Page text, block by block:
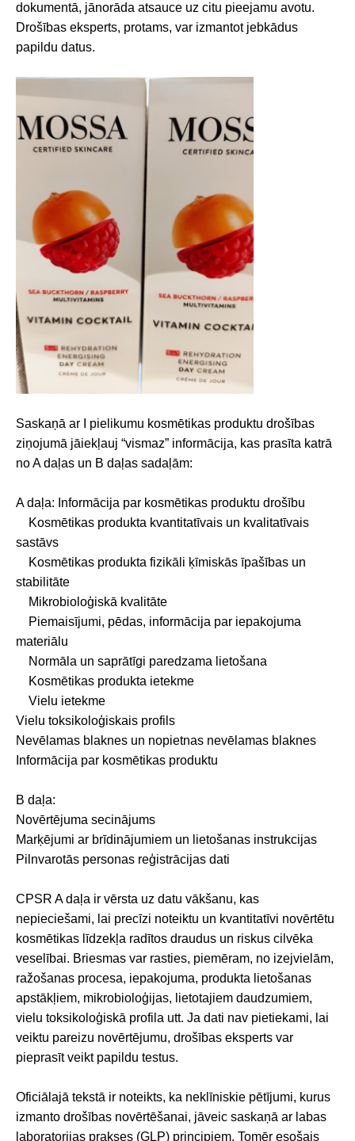
dokumentā, jānorāda atsauce uz citu pieejamu avotu.
Drošības eksperts, protams, var izmantot jebkādus
papildu datus.
Saskaņā ar I pielikumu kosmētikas produktu drošības
ziņojumā jāiekļauj “vismaz” informācija, kas prasīta katrā
no A daļas un B daļas sadaļām:
A daļa: Informācija par kosmētikas produktu drošību
Kosmētikas produkta kvantitatīvais un kvalitatīvais
sastāvs
Kosmētikas produkta fizikāli ķīmiskās īpašības un
stabilitāte
Mikrobioloģiskā kvalitāte
Piemaisījumi, pēdas, informācija par iepakojuma
materiālu
Normāla un saprātīgi paredzama lietošana
Kosmētikas produkta ietekme
Vielu ietekme
Vielu toksikoloģiskais profils
Nevēlamas blaknes un nopietnas nevēlamas blaknes
Informācija par kosmētikas produktu
B daļa:
Novērtējuma secinājums
Marķējumi ar brīdinājumiem un lietošanas instrukcijas
Pilnvarotās personas reģistrācijas dati
CPSR A daļa ir vērsta uz datu vākšanu, kas
nepieciešami, lai precīzi noteiktu un kvantitatīvi novērtētu
kosmētikas līdzekļa radītos draudus un riskus cilvēka
veselībai. Briesmas var rasties, piemēram, no izejvielām,
ražošanas procesa, iepakojuma, produkta lietošanas
apstākļiem, mikrobioloģijas, lietotajiem daudzumiem,
vielu toksikoloģiskā profila utt. Ja dati nav pietiekami, lai
veiktu pareizu novērtējumu, drošības eksperts var
pieprasīt veikt papildu testus.
Oficiālajā tekstā ir noteikts, ka neklīniskie pētījumi, kurus
izmanto drošības novērtēšanai, jāveic saskaņā ar labas
laboratorijas prakses (GLP) principiem. Tomēr esošais